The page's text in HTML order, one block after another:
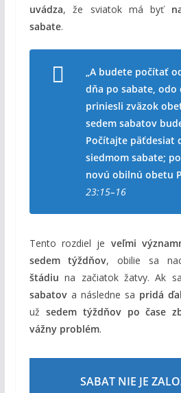
uvádza, že sviatok má byť
sabate.
„A budete počítať
dňa po sabate, odo
priniesli zväzok
sedem sabatov
Počítajte päťdesiat
siedmom sabate;
novú obilnú obetu
23:15–16
Tento rozdiel je veľmi
sedem týždňov, obilie sa
štádiu na začiatok žatvy. Ak
sabatova následne sa pridá
už sedem týždňov po čase
vážny problém.
SABAT NIE JE